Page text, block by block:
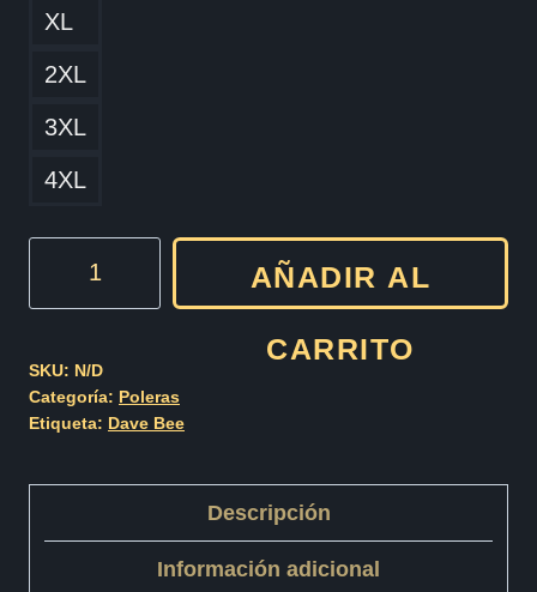
XL
2XL
3XL
4XL
AÑADIR AL
CARRITO
SKU: N/D
Categoría: Poleras
Etiqueta: Dave Bee
Descripción
Información adicional